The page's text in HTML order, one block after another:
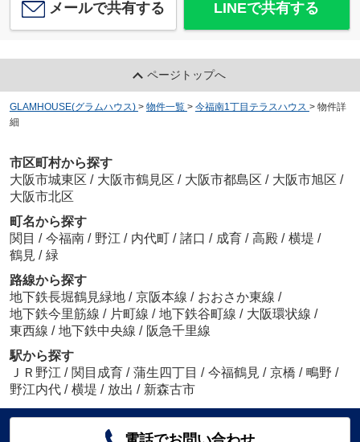
メールで共有する LINEで共有する
ページトップへ
GLAMHOUSE(グラムハウス) > 物件一覧 > 今福南1丁目テラスハウス > 物件詳
細
市区町村から探す
大阪市城東区 / 大阪市鶴見区 / 大阪市都島区 / 大阪市旭区 /
大阪市北区
町名から探す
関目 / 今福南 / 野江 / 内代町 / 諸口 / 成育 / 高殿 / 横堤 /
鶴見 / 緑
路線から探す
地下鉄長堀鶴見緑地 / 京阪本線 / おおさか東線 /
地下鉄今里筋線 / 片町線 / 地下鉄谷町線 / 大阪環状線 /
東西線 / 地下鉄中央線 / 阪急千里線
駅から探す
ＪＲ野江 / 関目成育 / 蒲生四丁目 / 今福鶴見 / 京橋 / 鴫野 /
野江内代 / 横堤 / 放出 / 新森古市